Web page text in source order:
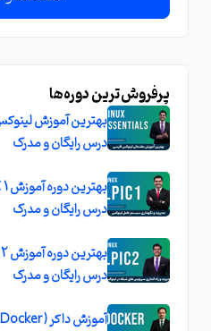
پرفروش‌ترین دوره‌ها
درس رایگان و مدرک
درس رایگان و مدرک
درس رایگان و مدرک